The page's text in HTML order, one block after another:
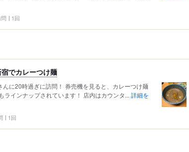
1回
でカレーつけ麺
んに20時過ぎに訪問！ 券売機を見ると、カレーつけ麺
ラインナップされています！ 店内はカウンタ... 詳細を
1回